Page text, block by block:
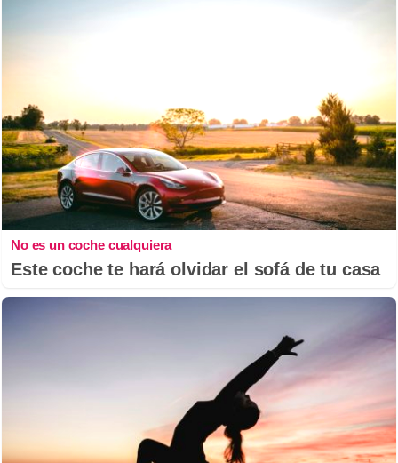
No es un coche cualquiera
Este coche te hará olvidar el sofá de tu casa